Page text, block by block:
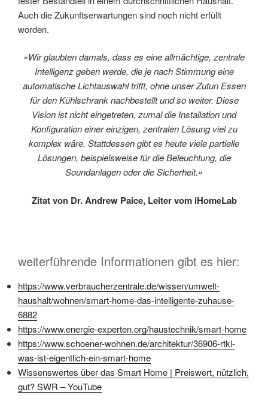
Auch die Zukunftserwartungen sind noch nicht erfüllt
worden.
«Wir glaubten damals, dass es eine allmächtige, zentrale
Intelligenz geben werde, die je nach Stimmung eine
automatische Lichtauswahl trifft, ohne unser Zutun Essen
für den Kühlschrank nachbestellt und so weiter. Diese
Vision ist nicht eingetreten, zumal die Installation und
Konfiguration einer einzigen, zentralen Lösung viel zu
komplex wäre. Stattdessen gibt es heute viele partielle
Lösungen, beispielsweise für die Beleuchtung, die
Soundanlagen oder die Sicherheit.»
Zitat von Dr. Andrew Paice, Leiter vom iHomeLab
weiterführende Informationen gibt es hier:
https://www.verbraucherzentrale.de/wissen/umwelt-
haushalt/wohnen/smart-home-das-intelligente-zuhause-
6882
https://www.energie-experten.org/haustechnik/smart-home
https://www.schoener-wohnen.de/architektur/36906-rtkl-
was-ist-eigentlich-ein-smart-home
Wissenswertes über das Smart Home | Preiswert, nützlich,
gut? SWR – YouTube